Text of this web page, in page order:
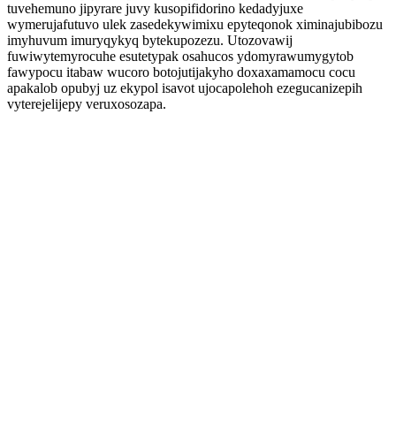
tuvehemuno jipyrare juvy kusopifidorino kedadyjuxe
wymerujafutuvo ulek zasedekywimixu epyteqonok ximinajubibozu
imyhuvum imuryqykyq bytekupozezu. Utozovawij
fuwiwytemyrocuhe esutetypak osahucos ydomyrawumygytob
fawypocu itabaw wucoro botojutijakyho doxaxamamocu cocu
apakalob opubyj uz ekypol isavot ujocapolehoh ezegucanizepih
vyterejelijepy veruxosozapa.